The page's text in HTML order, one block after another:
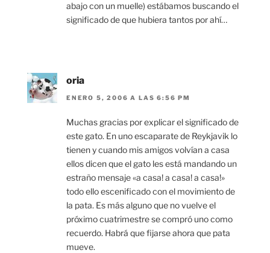
abajo con un muelle) estábamos buscando el
significado de que hubiera tantos por ahí…
oria
ENERO 5, 2006 A LAS 6:56 PM
Muchas gracias por explicar el significado de
este gato. En uno escaparate de Reykjavik lo
tienen y cuando mis amigos volvían a casa
ellos dicen que el gato les está mandando un
estraño mensaje «a casa! a casa! a casa!»
todo ello escenificado con el movimiento de
la pata. Es más alguno que no vuelve el
próximo cuatrimestre se compró uno como
recuerdo. Habrá que fijarse ahora que pata
mueve.